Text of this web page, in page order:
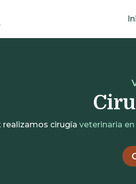
realizamos cirugía veterinaria